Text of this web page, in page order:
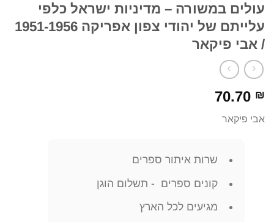
עולים במשורה – מדיניות ישראל כלפי
עלייתם של יהודי צפון אפריקה 1951-1956
/ אבי פיקאר
70.70 ₪
אבי פיקאר
שרות איתור ספרים
קונים ספרים - תשלום הוגן
מגיעים לכל הארץ